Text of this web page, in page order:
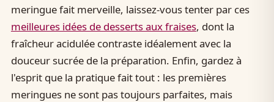
meringue fait merveille, laissez-vous tenter par ces
meilleures idées de desserts aux fraises, dont la
fraîcheur acidulée contraste idéalement avec la
douceur sucrée de la préparation. Enfin, gardez à
l'esprit que la pratique fait tout : les premières
meringues ne sont pas toujours parfaites, mais